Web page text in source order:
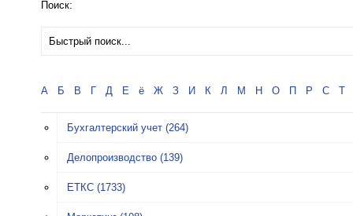
Поиск:
А Б В Г Д Е ё Ж З И К Л М Н О П Р С Т
Бухгалтерский учет (264)
Делопроизводство (139)
ЕТКС (1733)